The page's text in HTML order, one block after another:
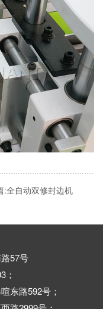
:全自动双修封边机
57号
东路592号；